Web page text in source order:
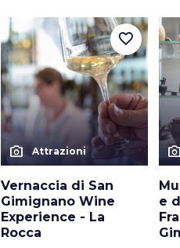
photo_camera Attrazioni
Vernaccia di San
Gimignano Wine
Experience - La
Rocca
favorite_border
e